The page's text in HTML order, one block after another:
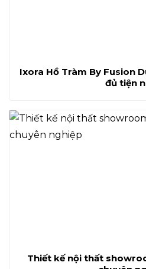
Ixora Hồ Tràm By Fusion
đủ tiện
Thiết kế nội thất